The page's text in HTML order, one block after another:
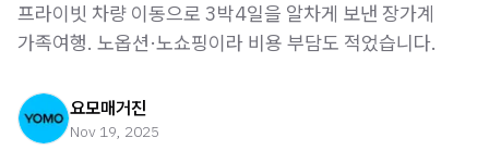
프라이빗 차량 이동으로 3박4일을 알차게 보낸 장가계
가족여행. 노옵션·노쇼핑이라 비용 부담도 적었습니다.
요모매거진
Nov 19, 2025